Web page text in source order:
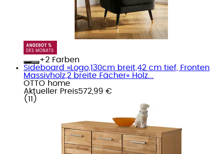
+
Farben
Sideboard »Logo,130cm breit,42 cm tief, Fronten
Massivholz,2 breite Fächer« Holz...
OTTO home
Aktueller Preis572,99 €
( 11 )